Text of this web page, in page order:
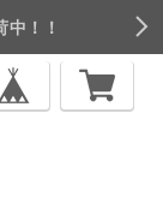
！！